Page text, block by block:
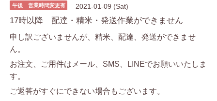
午後 営業時間変更有 2021-01-09 (Sat)
17時以降 配達・精米・発送作業ができません
申し訳ございませんが、精米、配達、発送ができませ
ん。
お注文、ご用件はメール、SMS、LINEでお願いいたしま
す。
ご返答がすぐにできない場合もございます。